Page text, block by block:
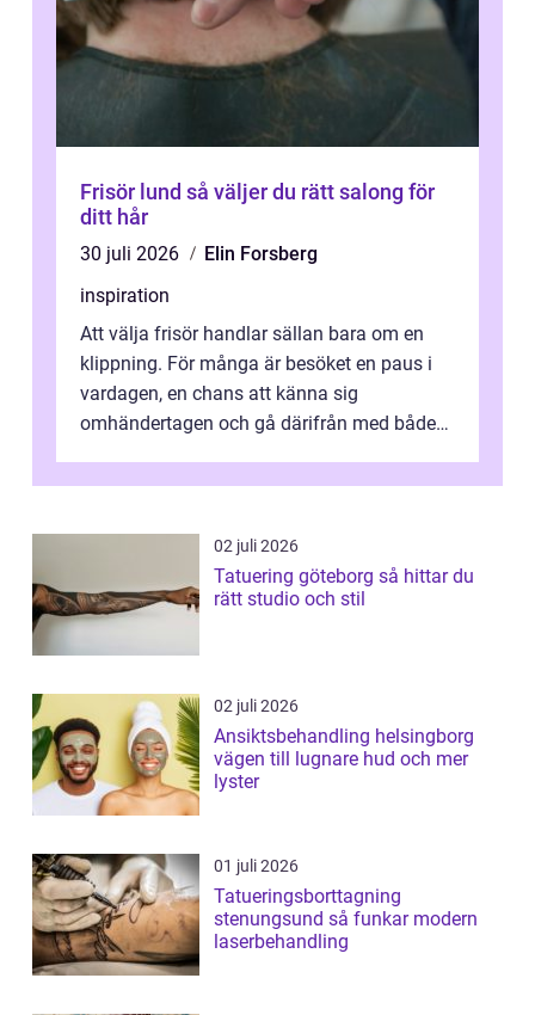
Frisör lund så väljer du rätt salong för
ditt hår
30 juli 2026
Elin Forsberg
inspiration
Att välja frisör handlar sällan bara om en
klippning. För många är besöket en paus i
vardagen, en chans att känna sig
omhändertagen och gå därifrån med både
02 juli 2026
Tatuering göteborg så hittar du
rätt studio och stil
02 juli 2026
Ansiktsbehandling helsingborg
vägen till lugnare hud och mer
lyster
01 juli 2026
Tatueringsborttagning
stenungsund så funkar modern
laserbehandling